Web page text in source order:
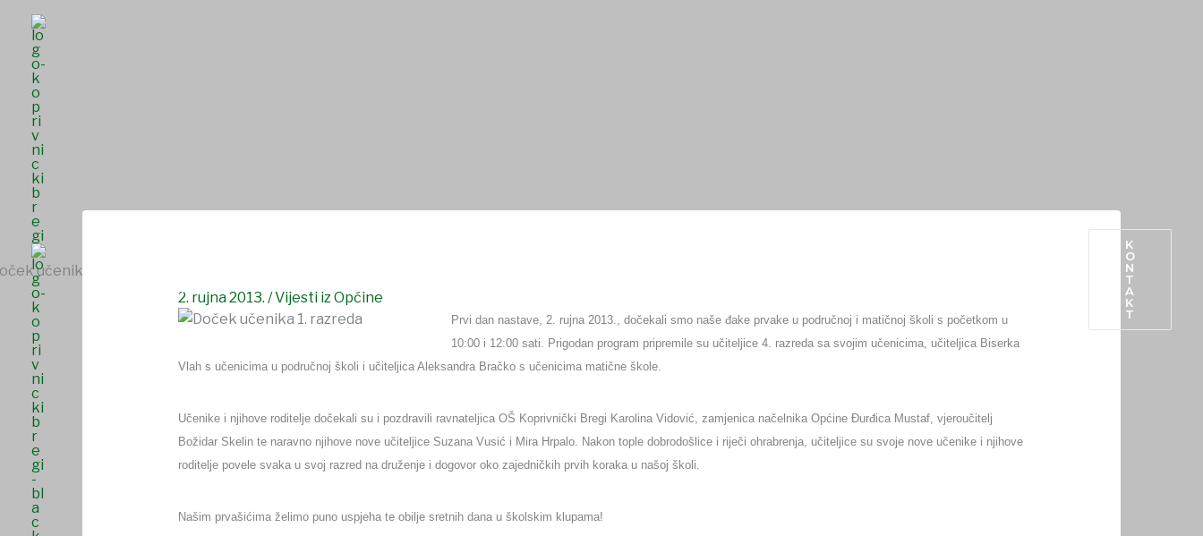
content
SAVJET MLADIH
K
O
N
T
A
K
T
2. rujna 2013. /Vijesti iz Općine
Prvi dan nastave, 2. rujna 2013., dočekali smo naše đake prvake u područnoj i matičnoj školi s početkom u
10:00 i 12:00 sati. Prigodan program pripremile su učiteljice 4. razreda sa svojim učenicima, učiteljica Biserka
Vlah s učenicima u područnoj školi i učiteljica Aleksandra Bračko s učenicima matične škole.
Učenike i njihove roditelje dočekali su i pozdravili ravnateljica OŠ Koprivnički Bregi Karolina Vidović, zamjenica načelnika Općine Đurđica Mustaf, vjeroučitelj
Božidar Skelin te naravno njihove nove učiteljice Suzana Vusić i Mira Hrpalo. Nakon tople dobrodošlice i riječi ohrabrenja, učiteljice su svoje nove učenike i njihove
roditelje povele svaka u svoj razred na druženje i dogovor oko zajedničkih prvih koraka u našoj školi.
Našim prvašićima želimo puno uspjeha te obilje sretnih dana u školskim klupama!